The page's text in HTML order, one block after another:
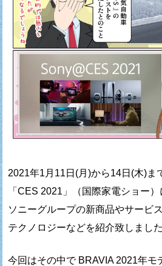
2021年1月11日(月)から14日(木)ま
「CES 2021」（国際家電ショー
ソニーグループの新商品やサービ
テクノロジーなどを紹介致しました
今回はその中で BRAVIA 2021年モ